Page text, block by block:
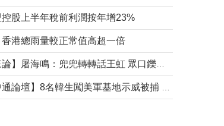
控股上半年稅前利潤按年增23%
香港總雨量較正常值高超一倍